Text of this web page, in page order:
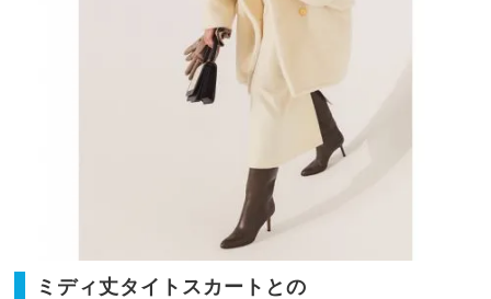
ミディ丈タイトスカートとの